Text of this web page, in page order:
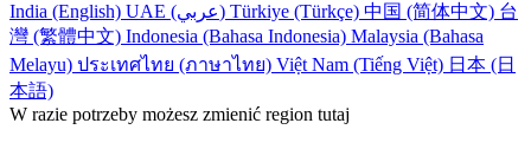
India (English)
UAE (عربي) Türkiye (Türkçe) 中国 (简体中文) 台
灣 (繁體中文) Indonesia (Bahasa Indonesia) Malaysia (Bahasa
Melayu) ประเทศไทย (ภาษาไทย) Việt Nam (Tiếng Việt) 日本 (日
本語)
W razie potrzeby możesz zmienić region tutaj